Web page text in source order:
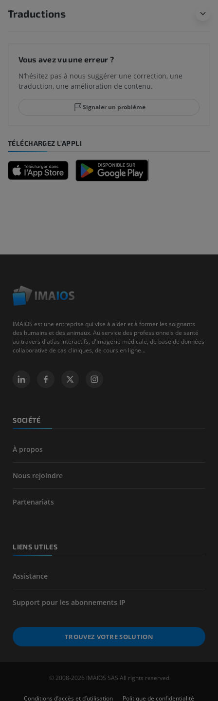
Traductions
Vous avez vu une erreur ?
N’hésitez pas à nous suggérer une correction, une
traduction, une amélioration de contenu.
Signaler un problème
TÉLÉCHARGEZ L'APPLI
IMAIOS est une entreprise qui vise à aider et à former les soignants
des humains et des animaux. Au service des professionnels de santé
au travers d'atlas interactifs, d'imagerie médicale, de base de données
collaborative de cas cliniques, de cours en ligne...
SOCIÉTÉ
À propos
Nous rejoindre
Partenariats
LIENS UTILES
Assistance
Support pour les abonnements IP
TROUVEZ VOTRE SOLUTION
© 2008-2026 IMAIOS SAS All rights reserved
Conditions d’accès et d’utilisation Politique de confidentialité